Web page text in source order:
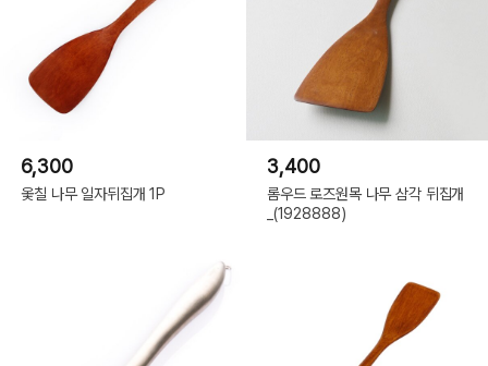
6,300
옻칠 나무 일자뒤집개 1P
3,400
롬우드 로즈원목 나무 삼각 뒤집개
_(1928888)